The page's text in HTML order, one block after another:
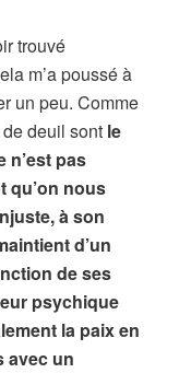
trouvé
m’a poussé à
un peu. Comme
deuil sont le
n’est pas
qu’on nous
à son
d’un
de ses
psychique
la paix en
avec un